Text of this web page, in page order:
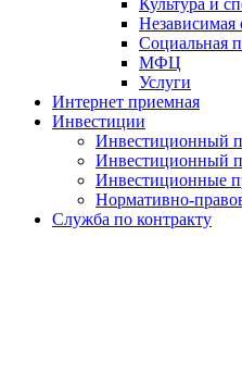
Культура и
Независимая
Социальная
МФЦ
Услуги
Интернет приемная
Инвестиции
Инвестиционный
Инвестиционный
Инвестиционные
Нормативно-
Служба по контракту